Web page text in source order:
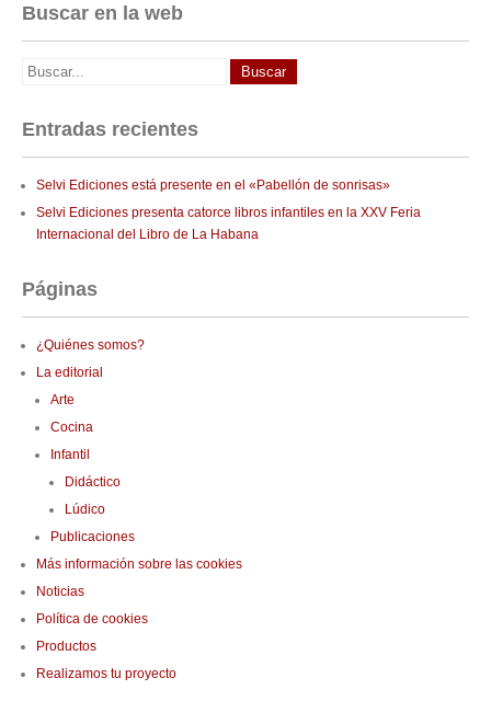
Buscar en la web
Entradas recientes
Selvi Ediciones está presente en el «Pabellón de sonrisas»
Selvi Ediciones presenta catorce libros infantiles en la XXV Feria
Internacional del Libro de La Habana
Páginas
¿Quiénes somos?
La editorial
Arte
Cocina
Infantil
Didáctico
Lúdico
Publicaciones
Más información sobre las cookies
Noticias
Política de cookies
Productos
Realizamos tu proyecto